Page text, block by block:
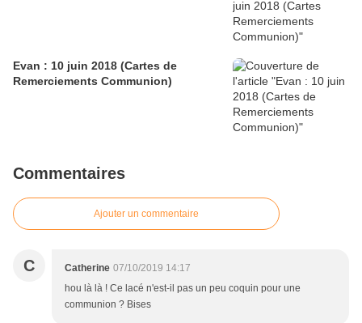
Evan : 10 juin 2018 (Cartes de
Remerciements Communion)
Commentaires
Ajouter un commentaire
C Catherine 07/10/2019 14:17
hou là là ! Ce lacé n'est-il pas un peu coquin pour une
communion ? Bises